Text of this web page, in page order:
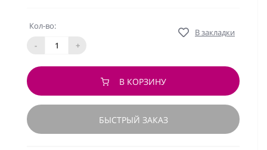
Кол-во:
-
+
В закладки
В КОРЗИНУ
БЫСТРЫЙ ЗАКАЗ